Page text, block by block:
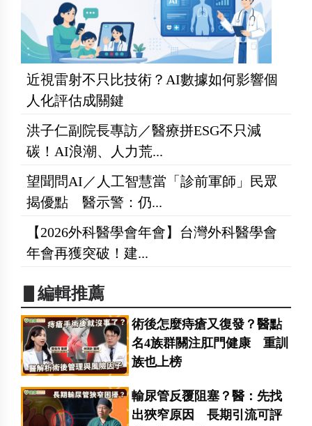
近視雷射不只比技術？AI數據如何影響個
人化評估成關鍵
洪子仁副院長專訪／醫療拼ESG不只減
碳！AI浪潮、人力荒...
望聞問AI／人工智慧當「診前軍師」民眾
揭優點 醫示警：仍...
【2026外科醫學會年會】台灣外科醫學會
年會再獲突破！建...
▋編輯推薦
術後怎麼痔瘡又復發？醫點
名4族群關注肛門健康 重訓
族也上榜
輸尿管反覆阻塞？醫：先找
出狹窄原因 長期引流可評